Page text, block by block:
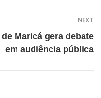
NEXT
Maricá gera debate
em audiência pública